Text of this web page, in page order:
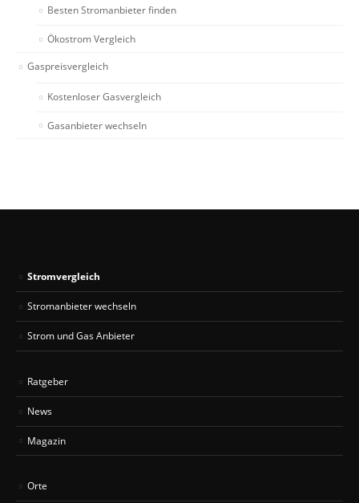
Besten Stromanbieter finden
Ökostrom Vergleich
Gaspreisvergleich
Kostenloser Gasvergleich
Gasanbieter wechseln
Stromvergleich
Stromanbieter wechseln
Strom und Gas Anbieter
Ratgeber
News
Magazin
Orte